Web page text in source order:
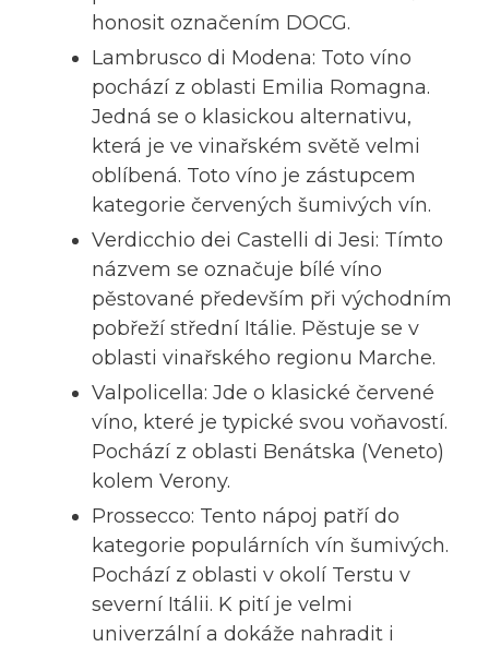
honosit označením DOCG.
Lambrusco di Modena: Toto víno
pochází z oblasti Emilia Romagna.
Jedná se o klasickou alternativu,
která je ve vinařském světě velmi
oblíbená. Toto víno je zástupcem
kategorie červených šumivých vín.
Verdicchio dei Castelli di Jesi: Tímto
názvem se označuje bílé víno
pěstované především při východním
pobřeží střední Itálie. Pěstuje se v
oblasti vinařského regionu Marche.
Valpolicella: Jde o klasické červené
víno, které je typické svou voňavostí.
Pochází z oblasti Benátska (Veneto)
kolem Verony.
Prossecco: Tento nápoj patří do
kategorie populárních vín šumivých.
Pochází z oblasti v okolí Terstu v
severní Itálii. K pití je velmi
univerzální a dokáže nahradit i